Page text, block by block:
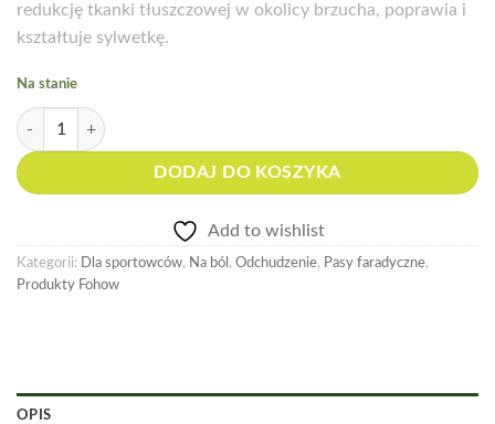
redukcję tkanki tłuszczowej w okolicy brzucha, poprawia i
kształtuje sylwetkę.
Na stanie
ilość Pas lędźwiowy Fohow - działanie przeciwbólowe i rozgrzewające
DODAJ DO KOSZYKA
Add to wishlist
Kategorii: Dla sportowców, Na ból , Odchudzenie, Pasy faradyczne,
Produkty Fohow
OPIS